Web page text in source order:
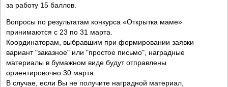
за работу 15 баллов.
Вопросы по результатам конкурса «Открытка маме»
принимаются с 23 по 31 марта.
Координаторам, выбравшим при формировании заявки
вариант "заказное" или "простое письмо", наградные
материалы в бумажном виде будут отправлены
ориентировочно 30 марта.
В случае, если Вы не получите наградной материал,